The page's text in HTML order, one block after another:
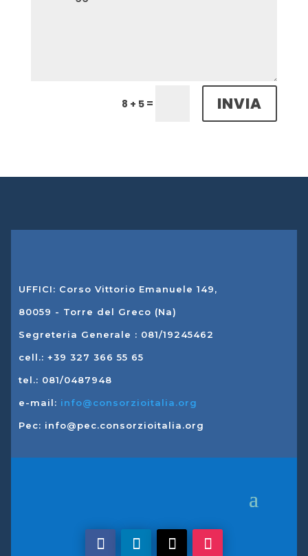
8 + 5 = INVIA
UFFICI: Corso Vittorio Emanuele 149,
80059 - Torre del Greco (Na)
Segreteria Generale : 081/19245462
cell.: +39 327 366 55 65
tel.: 081/0487948
e-mail: info@consorzioitalia.org
Pec: info@pec.consorzioitalia.org